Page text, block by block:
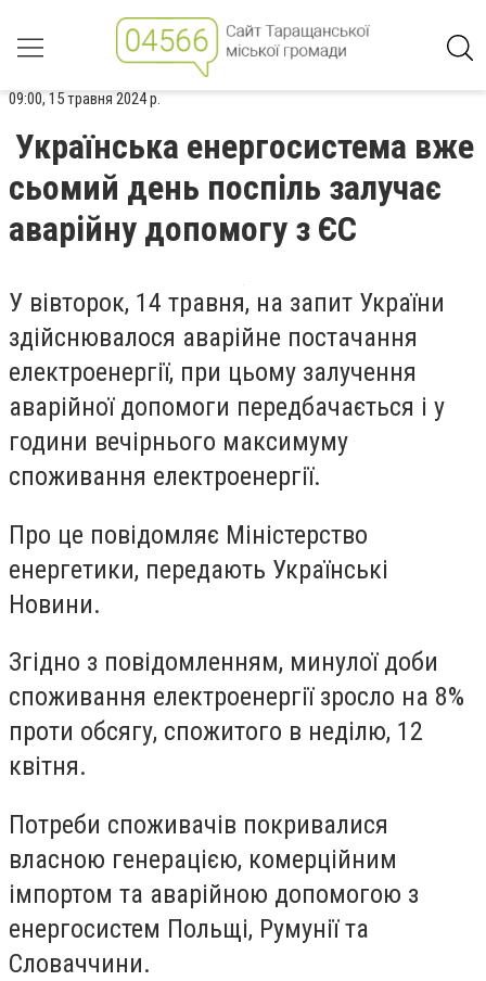
09:00, 15 травня 2024 р.
Українська енергосистема вже
сьомий день поспіль залучає
аварійну допомогу з ЄС
У вівторок, 14 травня, на запит України
здійснювалося аварійне постачання
електроенергії, при цьому залучення
аварійної допомоги передбачається і у
години вечірнього максимуму
споживання електроенергії.
Про це повідомляє Міністерство
енергетики, передають Українськi
Новини.
Згідно з повідомленням, минулої доби
споживання електроенергії зросло на 8%
проти обсягу, спожитого в неділю, 12
квітня.
Потреби споживачів покривалися
власною генерацією, комерційним
імпортом та аварійною допомогою з
енергосистем Польщі, Румунії та
Словаччини.